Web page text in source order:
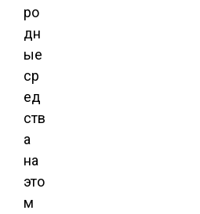
ро
дн
ые
ср
ед
ств
а
на
это
м